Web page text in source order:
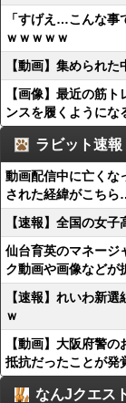
「すげえ…こんな事
ｗｗｗｗｗ
【動画】集めら
【画像】最近の筋
ンスを履くように
ラビット速報
動画配信中に亡くな
された経緯がこち
【速報】全国の女
仙台育英のマネー
ク動画や画像などが
【速報】れいわ新
ｗ
【動画】大阪府警
抵抗だったことが発
なんJクエス